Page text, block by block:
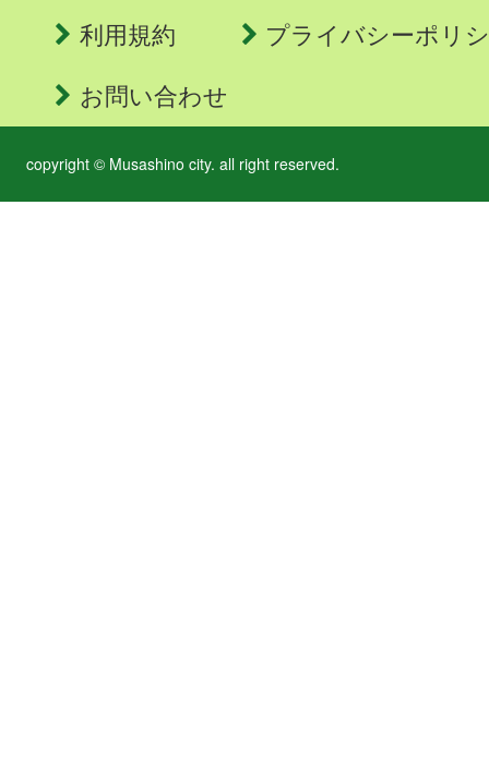
利用規約
プライバシーポリ
お問い合わせ
copyright © Musashino city. all right reserved.